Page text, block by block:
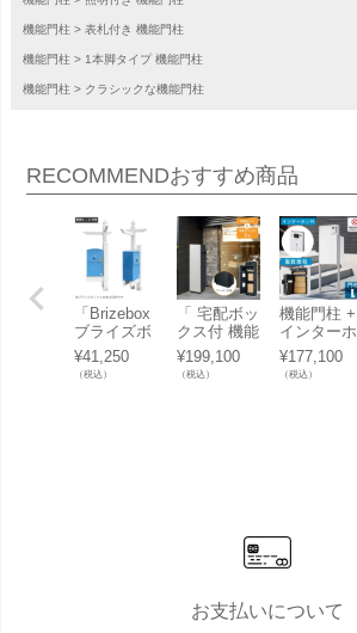
機能門柱 表札付き 機能門柱
機能門柱 1本脚タイプ 機能門柱
機能門柱 クラシックな機能門柱
RECOMMENDおすすめ商品
「Brizebox
ブライズボ
ックス ラー
ジ専用 機能
門柱バイナ
¥41,250
（税込）
「 宅配ボッ
クス付 機能
門柱 ミース
カラー：シ
ルバー アン
¥199,100
（税込）
機能門柱 +
インターホ
ンセット
「ナスタボ
ックス +ポ
¥177,100
（税込）
お支払いについて